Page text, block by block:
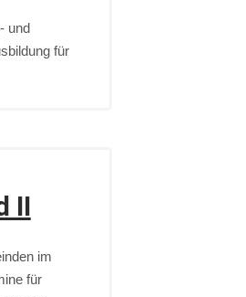
und
für
II
im
für